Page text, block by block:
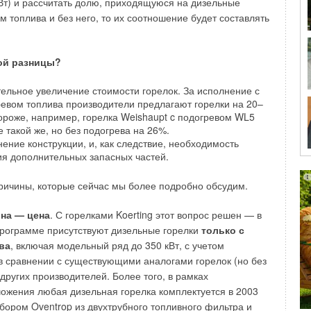
топлива и без него, то их соотношение будет составлять
разницы?
увеличение стоимости горелок. За исполнение с
топлива производители предлагают горелки на 20–
например, горелка Weishaupt c подогревом WL5
такой же, но без подогрева на 26%.
конструкции, и, как следствие, необходимость
дополнительных запасных частей.
которые сейчас мы более подробно обсудим.
— цена. С горелками Koerting этот вопрос решен — в
присутствуют дизельные горелки только с
, включая модельный ряд до 350 кВт, с учетом
сравнении с существующими аналогами горелок (но без
производителей. Более того, в рамках
любая дизельная горелка комплектуется в 2003
Oventrop из двухтрубного топливного фильтра и
возникающими при эксплуатации
являются:
внутренних поверхностей;
удары;
в алюминиевых радиаторах.
двухтрубная система отопления: по одному
подводится к приборам, по второму —
называемое, параллельное подключение приборов. В
подсоединением приборов. Поэтому для
большой массовый расход теплоносителя в единицу
собой повышение характеристик, как по давлению, так
недостатком однотрубной системы является ее
так как при изменении параметров работы одного
изменения в работе других.
и деревянными трубами, а в 1722 г. этот указ
Москву (непонятно, как люди жили до этого в своих
сажей избах). Одновременно расширялись
новые кирпичные заводы. Были изданы
кладки наиболее важных элементов печей.
развито производство печных отделочных материалов.
изразцов в печном деле стали применять
голландского образца. В связи с этим
толстостенные печи неправильно стали
или «голландками». По документальным источникам
История сохранила некоторые имена
и др. Типы русских печей были распространены в
и других странах Западной Европы.
печного отопления развивалась и
на основе многовековой практики
им все больше требовалась помощь науки,